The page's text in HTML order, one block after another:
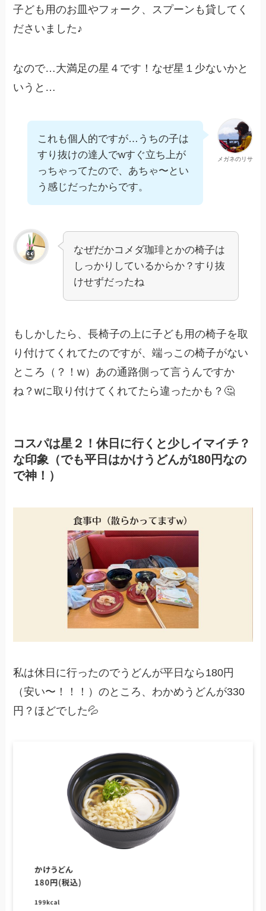
子ども用のお皿やフォーク、スプーンも貸してく
ださいました♪
なので…大満足の星４です！なぜ星１少ないかと
いうと…
メガネのリサ
これも個人的ですが…うちの子は
すり抜けの達人でwすぐ立ち上が
っちゃってたので、あちゃ〜とい
う感じだったからです。
なぜだかコメダ珈琲とかの椅子は
しっかりしているからか？すり抜
けせずだったね
もしかしたら、長椅子の上に子ども用の椅子を取
り付けてくれてたのですが、端っこの椅子がない
ところ（？！w）あの通路側って言うんですか
ね？wに取り付けてくれてたら違ったかも？🤔
コスパは星２！休日に行くと少しイマイチ？
な印象（でも平日はかけうどんが180円なの
で神！）
私は休日に行ったのでうどんが平日なら180円
（安い〜！！！）のところ、わかめうどんが330
円？ほどでした💦